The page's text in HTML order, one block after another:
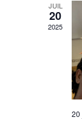
JUIL
20
2025
20